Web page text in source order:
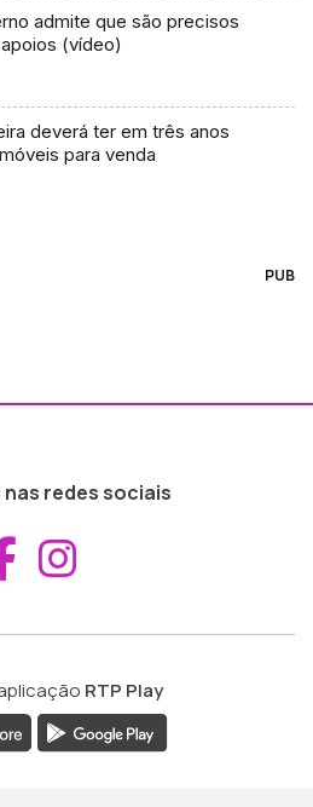
admite que são precisos
(vídeo)
deverá ter em três anos
para venda
PUB
redes sociais
Aceder ao
RTP Play